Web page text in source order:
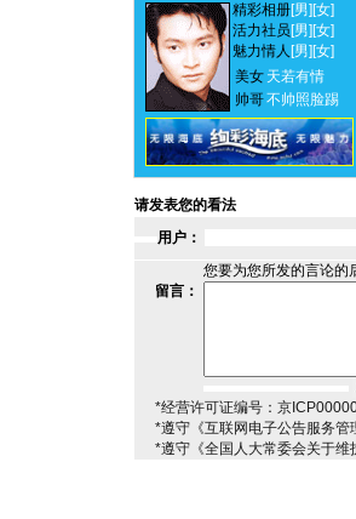
精彩相册[男] [女]
活力社员 [男] [女]
魅力情人 [男] [女]
美女 天若有情
帅哥不帅照脸踢
请发表您的看法
用户：
您要为您所发的言论的
留言：
*经营许可证编号：京
*遵守《互联网电子公告服务管
*遵守《全国人大常委会关于维